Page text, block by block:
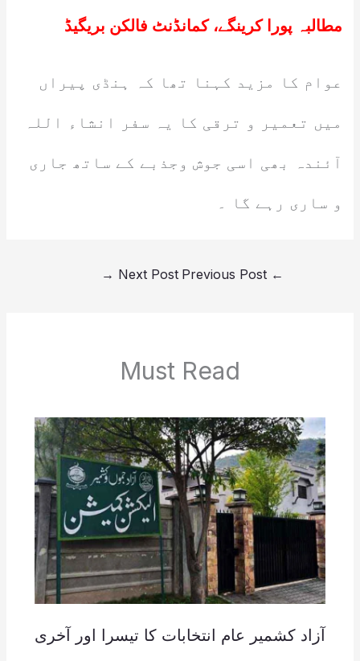
مطالبہ پورا کرینگے، کمانڈنٹ فالکن بریگیڈ
عوام کا مزید کہنا تھا کہ ہنڈی پیراں
میں تعمیر و ترقی کا یہ سفر انشاء اللہ
آئندہ بھی اسی جوش وجذبے کے ساتھ جاری
و ساری رہے گا ۔
←
Next Post
→
Must Read
آزاد کشمیر عام انتخابات کا تیسرا اور آخری